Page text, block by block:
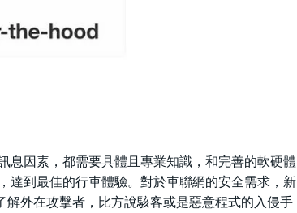
息因素，都需要具體且專業知識，和完善的軟硬體
達到最佳的行車體驗。對於車聯網的安全需求，新
外在攻擊者，比方說駭客或是惡意程式的入侵手